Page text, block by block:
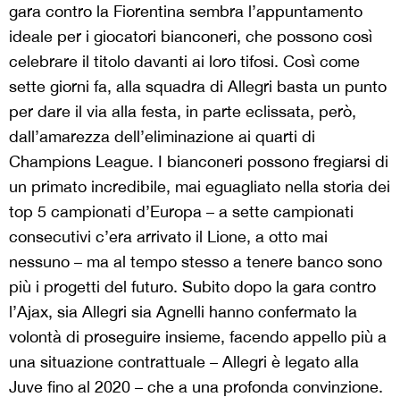
gara contro la Fiorentina sembra l’appuntamento
ideale per i giocatori bianconeri, che possono così
celebrare il titolo davanti ai loro tifosi. Così come
sette giorni fa, alla squadra di Allegri basta un punto
per dare il via alla festa, in parte eclissata, però,
dall’amarezza dell’eliminazione ai quarti di
Champions League. I bianconeri possono fregiarsi di
un primato incredibile, mai eguagliato nella storia dei
top 5 campionati d’Europa – a sette campionati
consecutivi c’era arrivato il Lione, a otto mai
nessuno – ma al tempo stesso a tenere banco sono
più i progetti del futuro. Subito dopo la gara contro
l’Ajax, sia Allegri sia Agnelli hanno confermato la
volontà di proseguire insieme, facendo appello più a
una situazione contrattuale – Allegri è legato alla
Juve fino al 2020 – che a una profonda convinzione.